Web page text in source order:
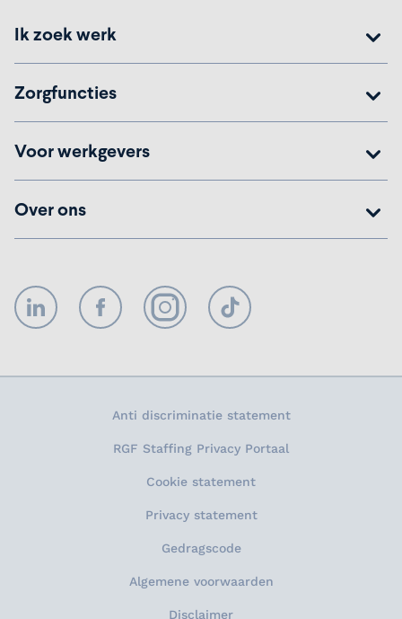
Ik zoek werk
Zorgfuncties
Voor werkgevers
Over ons
LinkedIn FacebookInstagramTikTok
Anti discriminatie statement
RGF Staffing Privacy Portaal
Cookie statement
Privacy statement
Gedragscode
Algemene voorwaarden
Disclaimer